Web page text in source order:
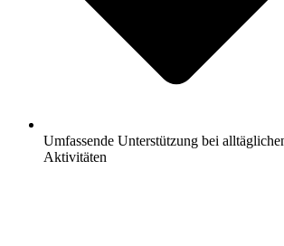
Umfassende Unterstützung bei
Aktivitäten